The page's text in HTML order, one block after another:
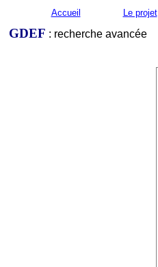
Accueil Le projet
GDEF : recherche avancée